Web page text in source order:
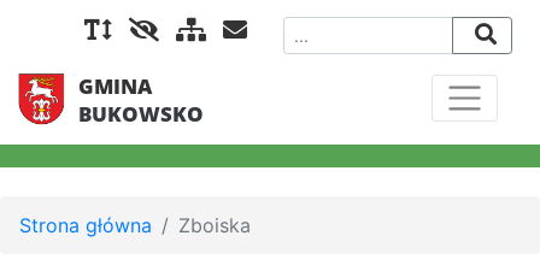
GMINA
BUKOWSKO
Strona główna Zboiska